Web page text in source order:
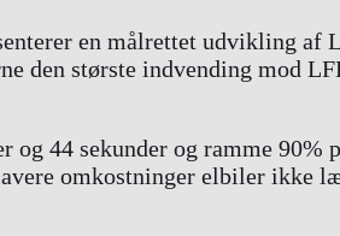
en målrettet udvikling af
den største indvending mod
44 sekunder og ramme 90%
omkostninger elbiler ikke